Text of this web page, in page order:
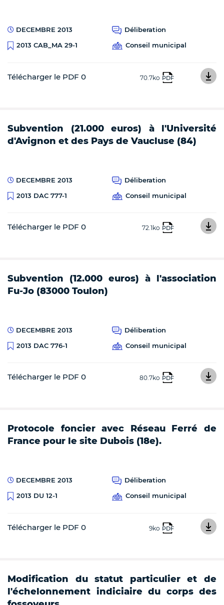
DECEMBRE 2013
Déliberation
2013 CAB_MA 29-1
Conseil municipal
Télécharger le PDF 0 70.7ko PDF
Subvention (21.000 euros) à l'Université
d'Avignon et des Pays de Vaucluse (84)
DECEMBRE 2013
Déliberation
2013 DAC 777-1
Conseil municipal
Télécharger le PDF 0 72.1ko PDF
Subvention (12.000 euros) à l'association
Fu-Jo (83000 Toulon)
DECEMBRE 2013
Déliberation
2013 DAC 776-1
Conseil municipal
Télécharger le PDF 0 80.7ko PDF
Protocole foncier avec Réseau Ferré de
France pour le site Dubois (18e).
DECEMBRE 2013
Déliberation
2013 DU 12-1
Conseil municipal
Télécharger le PDF 0 9ko PDF
Modification du statut particulier et de
l'échelonnement indiciaire du corps des